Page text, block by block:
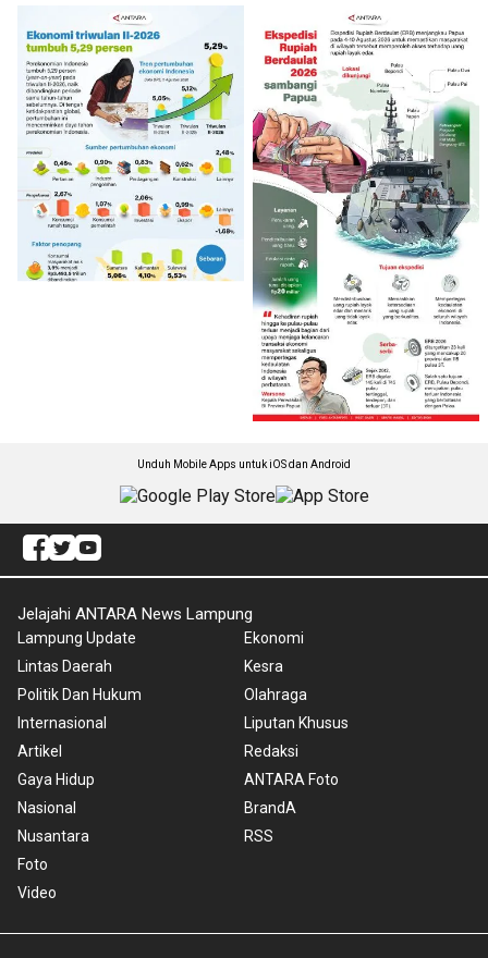
Unduh Mobile Apps untuk iOS dan Android
Jelajahi ANTARA News Lampung
Lampung Update
Lintas Daerah
Politik Dan Hukum
Internasional
Artikel
Gaya Hidup
Nasional
Nusantara
Foto
Video
Ekonomi
Kesra
Olahraga
Liputan Khusus
Redaksi
ANTARA Foto
BrandA
RSS